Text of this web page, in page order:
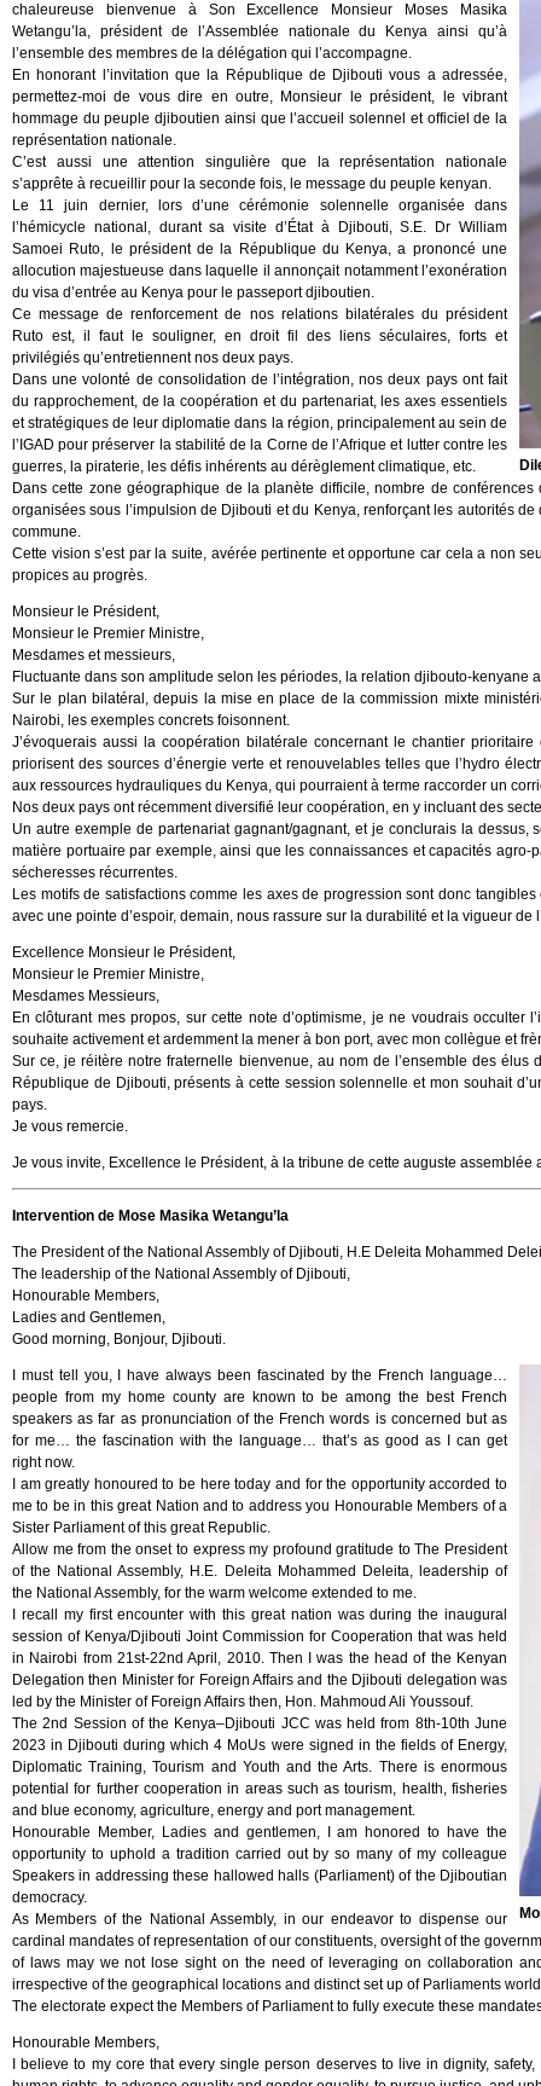
chaleureuse bienvenue à Son Excellence Monsieur Moses Masika
Wetangu’la, président de l’Assemblée nationale du Kenya ainsi qu’à
l’ensemble des membres de la délégation qui l’accompagne.
En honorant l’invitation que la République de Djibouti vous a adressée,
permettez-moi de vous dire en outre, Monsieur le président, le vibrant
hommage du peuple djiboutien ainsi que l’accueil solennel et officiel de la
représentation nationale.
C’est aussi une attention singulière que la représentation nationale
s’apprête à recueillir pour la seconde fois, le message du peuple kenyan.
Le 11 juin dernier, lors d’une cérémonie solennelle organisée dans
l’hémicycle national, durant sa visite d’État à Djibouti, S.E. Dr William
Samoei Ruto, le président de la République du Kenya, a prononcé une
allocution majestueuse dans laquelle il annonçait notamment l’exonération
du visa d’entrée au Kenya pour le passeport djiboutien.
Ce message de renforcement de nos relations bilatérales du président
Ruto est, il faut le souligner, en droit fil des liens séculaires, forts et
privilégiés qu’entretiennent nos deux pays.
Dans une volonté de consolidation de l’intégration, nos deux pays ont fait
du rapprochement, de la coopération et du partenariat, les axes essentiels
et stratégiques de leur diplomatie dans la région, principalement au sein de
l’IGAD pour préserver la stabilité de la Corne de l’Afrique et lutter contre les
guerres, la piraterie, les défis inhérents au dérèglement climatique, etc.
Dans cette zone géographique de la planète difficile, nombre de
organisées sous l’impulsion de Djibouti et du Kenya, renforçant les autorités
commune.
Cette vision s’est par la suite, avérée pertinente et opportune car cela a non
propices au progrès.
Monsieur le Président,
Monsieur le Premier Ministre,
Mesdames et messieurs,
Fluctuante dans son amplitude selon les périodes, la relation djibouto-kenyane
Sur le plan bilatéral, depuis la mise en place de la commission mixte
Nairobi, les exemples concrets foisonnent.
J’évoquerais aussi la coopération bilatérale concernant le chantier
priorisent des sources d’énergie verte et renouvelables telles que l’hydro
aux ressources hydrauliques du Kenya, qui pourraient à terme raccorder un
Nos deux pays ont récemment diversifié leur coopération, en y incluant des
Un autre exemple de partenariat gagnant/gagnant, et je conclurais la
matière portuaire par exemple, ainsi que les connaissances et capacités
sécheresses récurrentes.
Les motifs de satisfactions comme les axes de progression sont donc
avec une pointe d’espoir, demain, nous rassure sur la durabilité et la vigueur de
Excellence Monsieur le Président,
Monsieur le Premier Ministre,
Mesdames Messieurs,
En clôturant mes propos, sur cette note d’optimisme, je ne voudrais occulter
souhaite activement et ardemment la mener à bon port, avec mon collègue et
Sur ce, je réitère notre fraternelle bienvenue, au nom de l’ensemble des
République de Djibouti, présents à cette session solennelle et mon souhait
pays.
Je vous remercie.
Je vous invite, Excellence le Président, à la tribune de cette auguste
Intervention de Mose Masika Wetangu’la
The President of the National Assembly of Djibouti, H.E Deleita Mohammed
The leadership of the National Assembly of Djibouti,
Honourable Members,
Ladies and Gentlemen,
Good morning, Bonjour, Djibouti.
I must tell you, I have always been fascinated by the French language…
people from my home county are known to be among the best French
speakers as far as pronunciation of the French words is concerned but as
for me… the fascination with the language… that’s as good as I can get
right now.
I am greatly honoured to be here today and for the opportunity accorded to
me to be in this great Nation and to address you Honourable Members of a
Sister Parliament of this great Republic.
Allow me from the onset to express my profound gratitude to The President
of the National Assembly, H.E. Deleita Mohammed Deleita, leadership of
the National Assembly, for the warm welcome extended to me.
I recall my first encounter with this great nation was during the inaugural
session of Kenya/Djibouti Joint Commission for Cooperation that was held
in Nairobi from 21st-22nd April, 2010. Then I was the head of the Kenyan
Delegation then Minister for Foreign Affairs and the Djibouti delegation was
led by the Minister of Foreign Affairs then, Hon. Mahmoud Ali Youssouf.
The 2nd Session of the Kenya–Djibouti JCC was held from 8th-10th June
2023 in Djibouti during which 4 MoUs were signed in the fields of Energy,
Diplomatic Training, Tourism and Youth and the Arts. There is enormous
potential for further cooperation in areas such as tourism, health, fisheries
and blue economy, agriculture, energy and port management.
Honourable Member, Ladies and gentlemen, I am honored to have the
opportunity to uphold a tradition carried out by so many of my colleague
Speakers in addressing these hallowed halls (Parliament) of the Djiboutian
democracy.
As Members of the National Assembly, in our endeavor to dispense our
cardinal mandates of representation of our constituents, oversight of the
of laws may we not lose sight on the need of leveraging on collaboration
irrespective of the geographical locations and distinct set up of Parliaments
The electorate expect the Members of Parliament to fully execute these
Honourable Members,
I believe to my core that every single person deserves to live in dignity,